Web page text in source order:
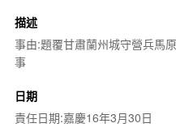
描述
事由:題覆甘肅蘭州城守營兵馬
事
日期
責任日期:嘉慶16年3月30日